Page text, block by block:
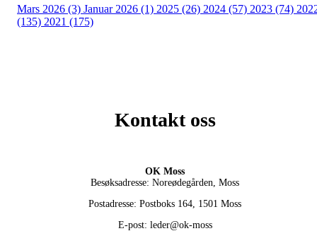
Mars 2026 (3) Januar 2026 (1) 2025 (26) 2024 (57) 2023 (74)
(135) 2021 (175)
Kontakt oss
OK Moss
Besøksadresse: Noreødegården, Moss
Postadresse: Postboks 164, 1501 Moss
E-post: leder@ok-moss